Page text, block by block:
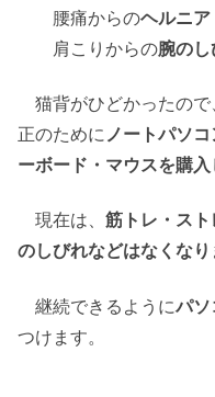
腰痛からのヘルニア
肩こりからの腕の
猫背がひどかったので
正のためにノートパソ
ーボード・マウスを購入
現在は、 筋トレ・ス
のしびれなどはなくなり
継続できるようにパソ
つけます。